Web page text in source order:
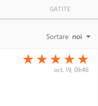
GATITE
Sortare noi
(*)
★ (*)
★ (*)
★ (*)
★ (*)
★
oct. 19, 09:46